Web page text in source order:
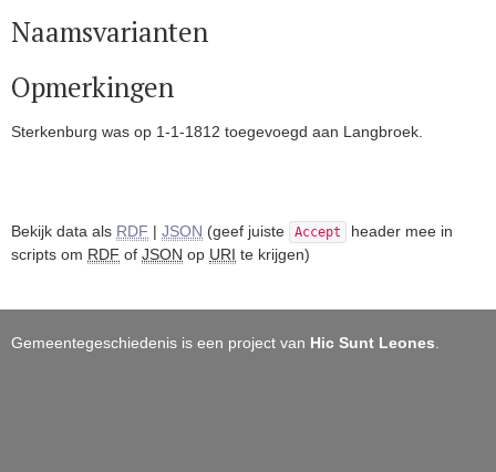
Naamsvarianten
Opmerkingen
Sterkenburg was op 1-1-1812 toegevoegd aan Langbroek.
Bekijk data als RDF | JSON (geef juiste Accept
header mee in
scripts om RDF of JSON op URI te krijgen)
Gemeentegeschiedenis is een project van Hic Sunt Leones.